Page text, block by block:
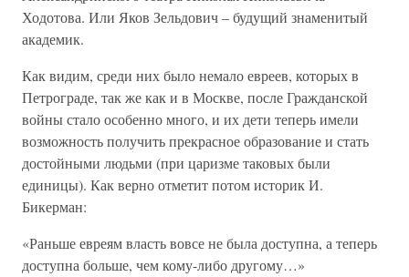
Ходотова. Или Яков Зельдович – будущий знаменитый
академик.
Как видим, среди них было немало евреев, которых в
Петрограде, так же как и в Москве, после Гражданской
войны стало особенно много, и их дети теперь имели
возможность получить прекрасное образование и стать
достойными людьми (при царизме таковых были
единицы). Как верно отметит потом историк И.
Бикерман:
«Раньше евреям власть вовсе не была доступна, а теперь
доступна больше, чем кому-либо другому…»